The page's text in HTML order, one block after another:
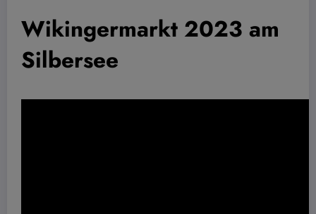
Wikingermarkt 2023 am
Silbersee